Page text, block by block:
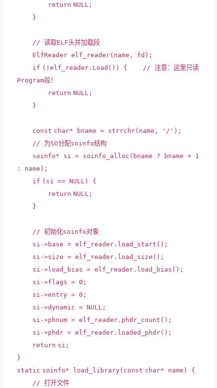
return NULL;
}
// 读取ELF头并加载段
ElfReader elf_reader(name, fd);
if (!elf_reader.Load()) {
// 注意：这里只读
Program段！
return NULL;
}
const char* bname = strrchr(name, '/' );
// 为SO分配soinfo结构
soinfo* si = soinfo_alloc(bname ? bname + 1
: name);
if (si == NULL) {
return NULL;
}
// 初始化soinfo对象
si->base = elf_reader.load_start();
si->size = elf_reader.load_size();
si->load_bias = elf_reader.load_bias();
si->flags = 0;
si->entry = 0;
si->dynamic = NULL;
si->phnum = elf_reader.phdr_count();
si->phdr = elf_reader.loaded_phdr();
return si;
}
static soinfo* load_library(const char* name) {
// 打开文件